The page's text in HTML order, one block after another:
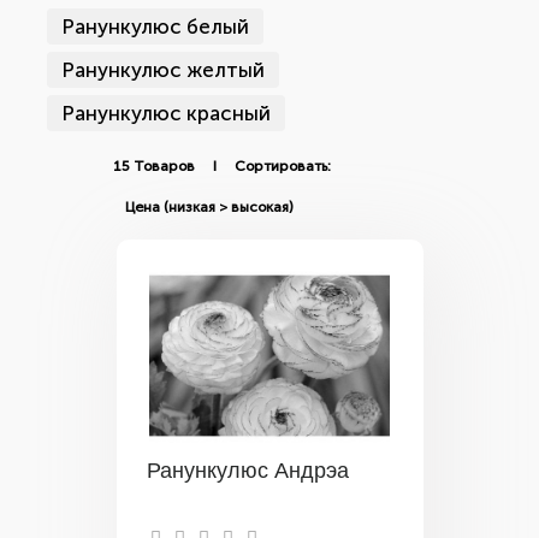
Ранункулюс белый
Ранункулюс желтый
Ранункулюс красный
15 Товаров I Сортировать:
Ранункулюс Андрэа